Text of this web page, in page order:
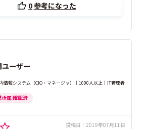
0参考になった
ーザー
情報システム（CIO・マネージャ）｜1000人以上｜IT管理者
所属 確認済
投稿日： 2019年07月11日